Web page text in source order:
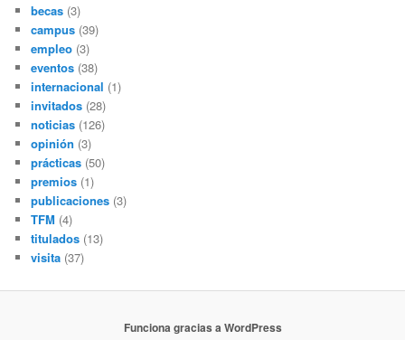
r
becas (3)
campus (39)
empleo (3)
eventos (38)
internacional (1)
invitados (28)
noticias (126)
opinión (3)
prácticas (50)
premios (1)
publicaciones (3)
TFM (4)
titulados (13)
visita (37)
Funciona gracias a WordPress